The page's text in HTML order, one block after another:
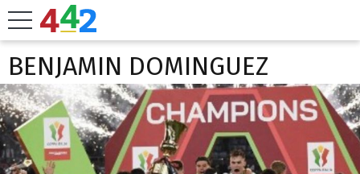
BENJAMIN DOMINGUEZ